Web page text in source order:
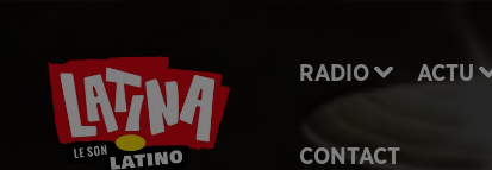
RADIO ACTU
CONTACT